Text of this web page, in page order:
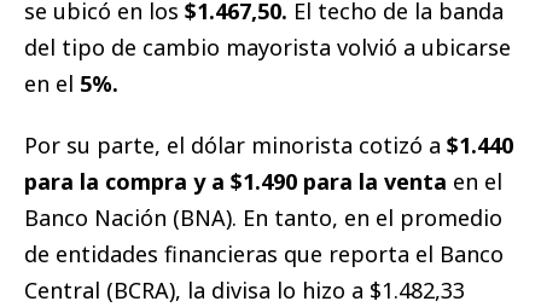
se ubicó en los $1.467,50. El techo de la banda
del tipo de cambio mayorista volvió a ubicarse
en el 5%.
Por su parte, el dólar minorista cotizó a $1.440
para la compra y a $1.490 para la venta en el
Banco Nación (BNA). En tanto, en el promedio
de entidades financieras que reporta el Banco
Central (BCRA), la divisa lo hizo a $1.482,33